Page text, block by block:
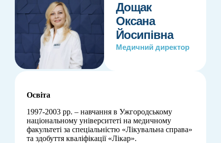
Дощак
Оксана
Йосипівна
Медичний директор
Освіта
1997-2003 рр. – навчання в Ужгородському
національному університеті на медичному
факультеті за спеціальністю «Лікувальна справа»
та здобуття кваліфікації «Лікар».